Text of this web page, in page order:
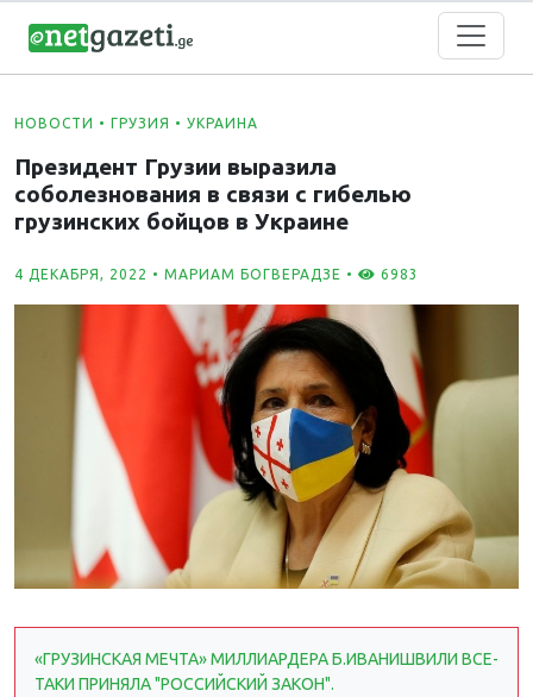
НОВОСТИ • ГРУЗИЯ • УКРАИНА
Президент Грузии выразила
соболезнования в связи с гибелью
грузинских бойцов в Украине
4 ДЕКАБРЯ, 2022 • МАРИАМ БОГВЕРАДЗЕ • 6983
«ГРУЗИНСКАЯ МЕЧТА» МИЛЛИАРДЕРА Б.ИВАНИШВИЛИ ВСЕ-
ТАКИ ПРИНЯЛА "РОССИЙСКИЙ ЗАКОН".